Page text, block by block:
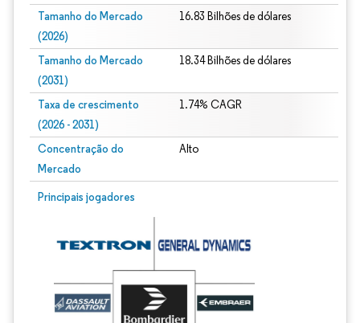
Tamanho do Mercado
(2026)
16.83 Bilhões de dólares
Tamanho do Mercado
(2031)
18.34 Bilhões de dólares
Taxa de crescimento
(2026 - 2031)
1.74% CAGR
Concentração do
Mercado
Alto
Principais jogadores
Imagem © Mordor Intelligence. O reuso requer atribuição conforme CC BY 4.0.